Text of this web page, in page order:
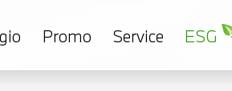
Promo Service ESG